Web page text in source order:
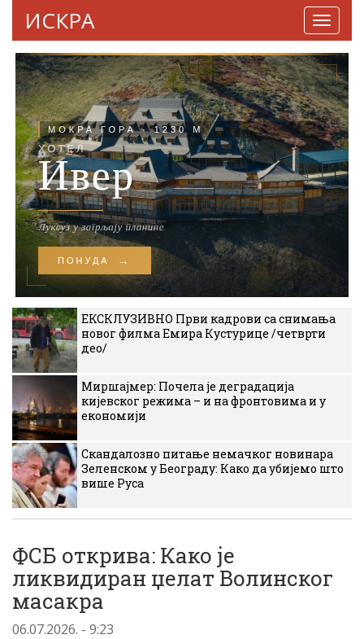
ИСКРА
ЕКСКЛУЗИВНО Први кадрови са снимања
новог филма Емира Кустурице /четврти
део/
Миршајмер: Почела је деградација
кијевског режима – и на фронтовима и у
економији
Скандалозно питање немачког новинара
Зеленском у Београду: Како да убијемо што
више Руса
ФСБ открива: Како је
ликвидиран џелат Волинског
масакра
06.07.2026. - 9:23